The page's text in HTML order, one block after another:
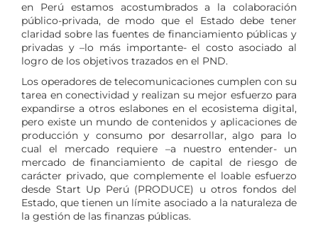
en Perú estamos acostumbrados a la colaboración
público-privada, de modo que el Estado debe tener
claridad sobre las fuentes de financiamiento públicas y
privadas y –lo más importante- el costo asociado al
logro de los objetivos trazados en el PND.
Los operadores de telecomunicaciones cumplen con su
tarea en conectividad y realizan su mejor esfuerzo para
expandirse a otros eslabones en el ecosistema digital,
pero existe un mundo de contenidos y aplicaciones de
producción y consumo por desarrollar, algo para lo
cual el mercado requiere –a nuestro entender- un
mercado de financiamiento de capital de riesgo de
carácter privado, que complemente el loable esfuerzo
desde Start Up Perú (PRODUCE) u otros fondos del
Estado, que tienen un límite asociado a la naturaleza de
la gestión de las finanzas públicas.